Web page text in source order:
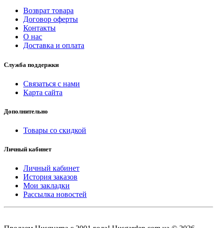
Возврат товара
Договор оферты
Контакты
О нас
Доставка и оплата
Служба поддержки
Связаться с нами
Карта сайта
Дополнительно
Товары со скидкой
Личный кабинет
Личный кабинет
История заказов
Мои закладки
Рассылка новостей